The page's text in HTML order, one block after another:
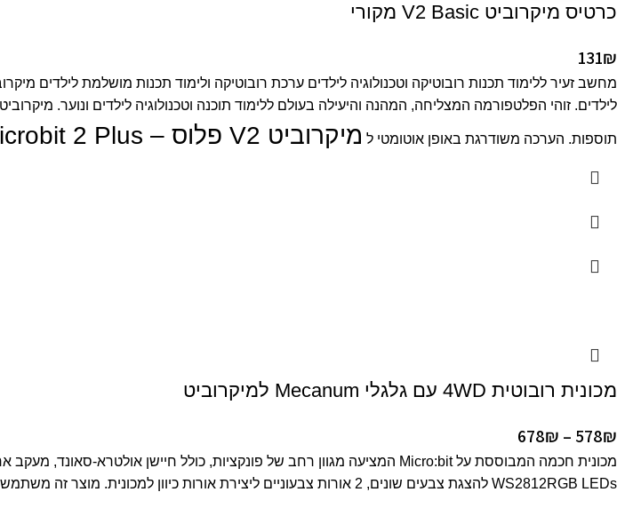
כרטיס מיקרוביט V2 Basic מקורי
131₪
תוספות. הערכה משודרגת באופן אוטומטי ל מיקרוביט V2 פלוס – Microbit 2 Plus
מכונית רובוטית 4WD עם גלגלי Mecanum למיקרוביט
578₪
–
678₪
WS2812RGB LEDs להצגת צבעים שונים, 2 אורות צבעוניים ליצירת אורות כיוון למכונית. מוצר זה משתמש בשתי סוללות ליתיום 18650 לאספקת החשמל (לא חלק מהערכה).